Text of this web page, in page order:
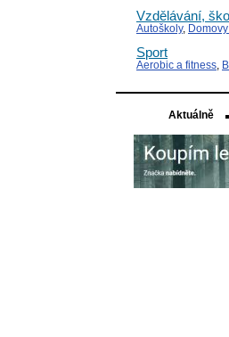
Vzdělávání,
Autoškoly,
Sport
Aerobic a fitness,
Aktuálně